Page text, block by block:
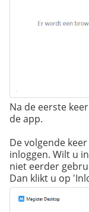
Na de eerste
de app.
De volgende
inloggen. Wilt u
niet eerder
Dan klikt u op